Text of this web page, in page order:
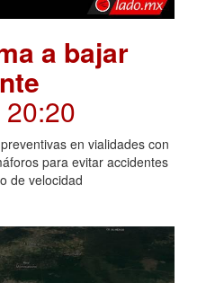
a bajar
20:20
en vialidades con
para evitar accidentes
de velocidad